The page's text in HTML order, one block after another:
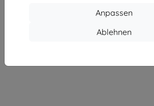
Anpassen
Ablehnen